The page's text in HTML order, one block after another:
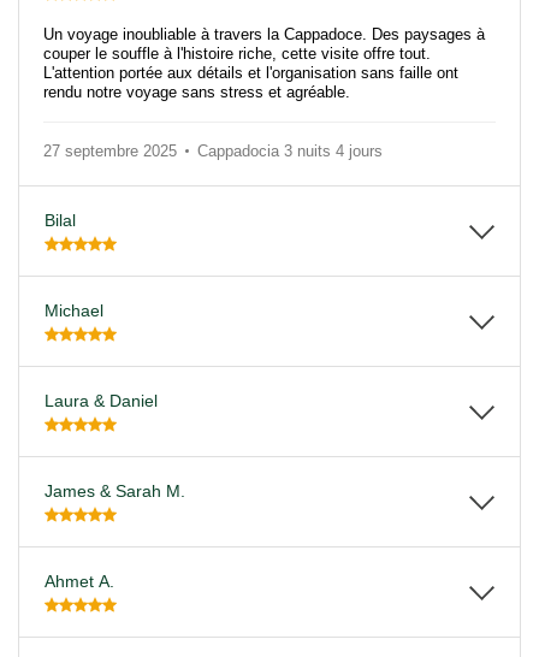
Un voyage inoubliable à travers la Cappadoce. Des paysages à
couper le souffle à l'histoire riche, cette visite offre tout.
L'attention portée aux détails et l'organisation sans faille ont
rendu notre voyage sans stress et agréable.
27 septembre 2025 Cappadocia 3 nuits 4 jours
Bilal
Michael
Laura & Daniel
James & Sarah M.
Ahmet A.